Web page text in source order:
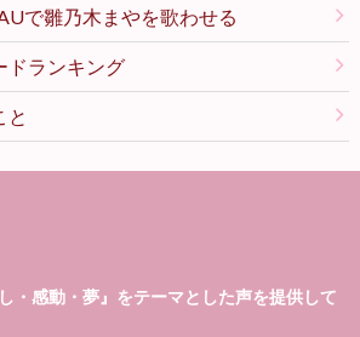
で雛乃木まやを歌わせる
ドランキング
と
し・感動・夢』をテーマとした声を提供して